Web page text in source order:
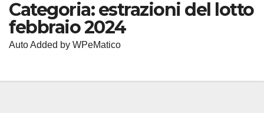
Categoria:estrazioni del lotto
febbraio 2024
Auto Added by WPeMatico